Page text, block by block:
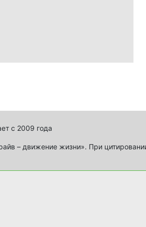
с 2009 года
– движение жизни». При